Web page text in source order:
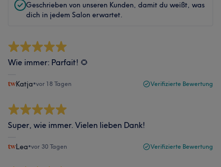
Geschrieben von unseren Kunden, damit du weißt, was
dich in jedem Salon erwartet.
Wie immer: Parfait! 🌻
Katja•vor 18 Tagen Verifizierte Bewertung
Super, wie immer. Vielen lieben Dank!
Lea•vor 30 Tagen Verifizierte Bewertung